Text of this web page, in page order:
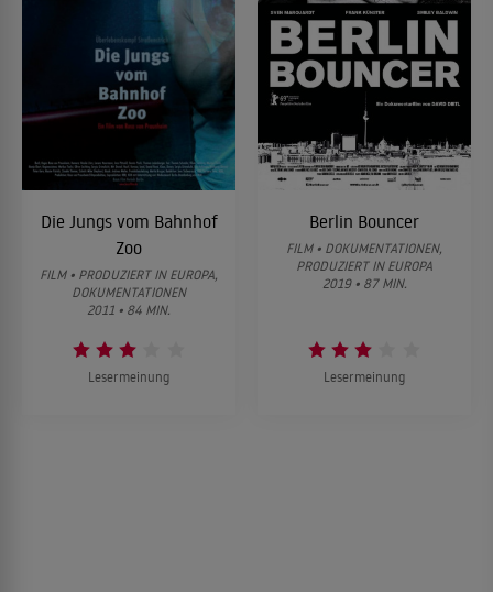
Die Jungs vom Bahnhof
Zoo
FILM • PRODUZIERT IN EUROPA,
DOKUMENTATIONEN
2011 • 84 MIN.
Lesermeinung
Berlin Bouncer
FILM • DOKUMENTATIONEN,
PRODUZIERT IN EUROPA
2019 • 87 MIN.
Lesermeinung